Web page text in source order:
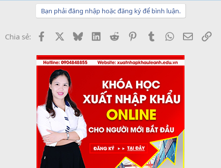
Bạn phải đăng nhập hoặc đăng ký để bình luận.
Chia sẻ: Facebook BlueskyLinkedInReddit PinterestTumblrWhatsApp
Email